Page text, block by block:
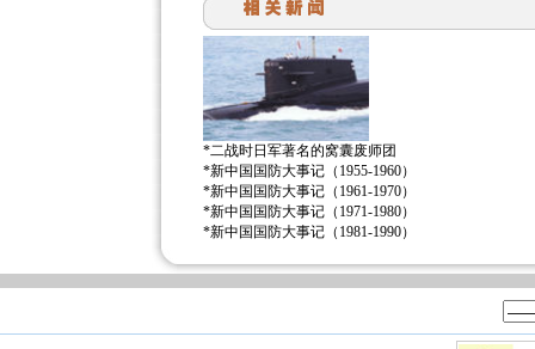
*二战时日军著名的窝囊废师团
*新中国国防大事记（1955-1960）
*新中国国防大事记（1961-1970）
*新中国国防大事记（1971-1980）
*新中国国防大事记（1981-1990）